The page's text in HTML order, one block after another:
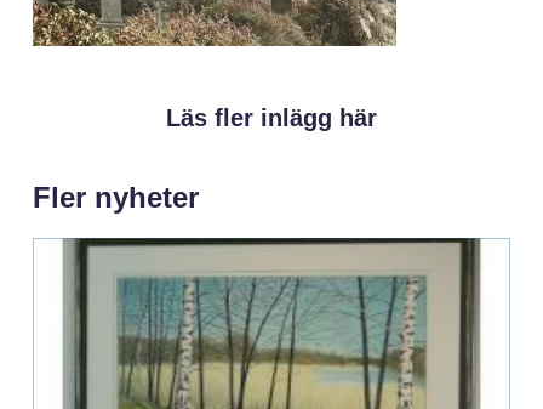
Läs fler inlägg här
Fler nyheter